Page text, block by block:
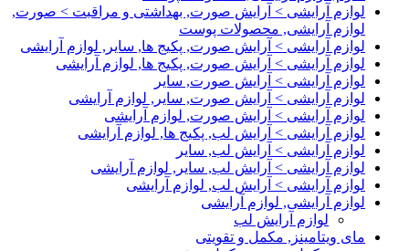
لوازم آرایشی > آرایش صورت, بهداشتی و مراقبت > صورت,
لوازم آرایشی, محصولات پوست
لوازم آرایشی > آرایش صورت, پکیج ها, سایر, لوازم آرایشی
لوازم آرایشی > آرایش صورت, پکیج ها, لوازم آرایشی
لوازم آرایشی > آرایش صورت, سایر
لوازم آرایشی > آرایش صورت, سایر, لوازم آرایشی
لوازم آرایشی > آرایش صورت, لوازم آرایشی
لوازم آرایشی > آرایش لب, پکیج ها, لوازم آرایشی
لوازم آرایشی > آرایش لب, سایر
لوازم آرایشی > آرایش لب, سایر, لوازم آرایشی
لوازم آرایشی > آرایش لب, لوازم آرایشی
لوازم آرایشی, لوازم آرایشی
لوازم آرایش لب
مای ویتامینز, مکمل و تقویتی